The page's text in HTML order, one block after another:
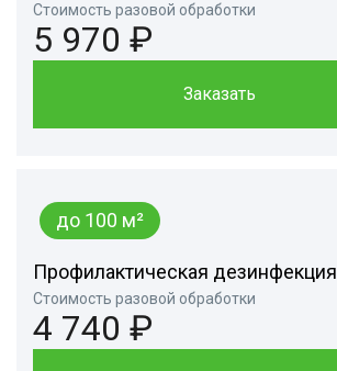
Стоимость разовой обработки
5 970 ₽
Заказать
до 100 м²
Профилактическая дезинфекция
Стоимость разовой обработки
4 740 ₽